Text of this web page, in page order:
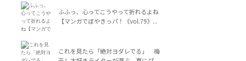
ふふっ、心ってこうやって折れるよね
【マンガでぼやきっパ！《vol.79》...
これを見たら「絶対ヨダレでる」 梅